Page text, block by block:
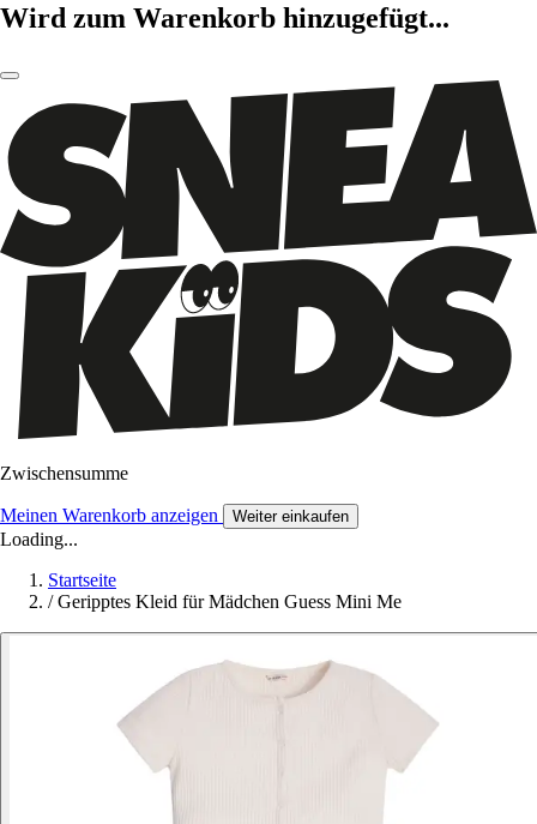
Wird zum Warenkorb hinzugefügt...
Zwischensumme
Meinen Warenkorb anzeigen Weiter einkaufen
Loading...
Startseite
/ Geripptes Kleid für Mädchen Guess Mini Me